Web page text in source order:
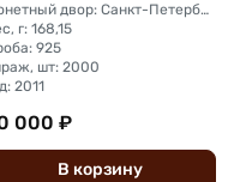
Монетный двор: Санкт-Петербургский (СПМД)
г: 168,15
925
шт: 2000
2011
000 ₽
В корзину